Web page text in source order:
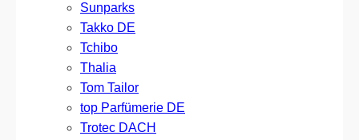
Sunparks
Takko DE
Tchibo
Thalia
Tom Tailor
top Parfümerie DE
Trotec DACH